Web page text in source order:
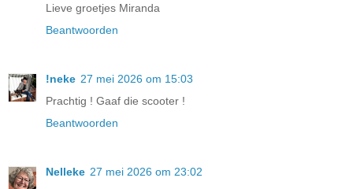
Lieve groetjes Miranda
Beantwoorden
!neke 27 mei 2026 om 15:03
Prachtig ! Gaaf die scooter !
Beantwoorden
Nelleke 27 mei 2026 om 23:02